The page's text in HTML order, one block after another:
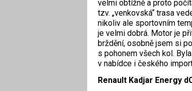
velmi obtížně a proto
tzv. „venkovská“ trasa
nikoliv ale sportovním
je velmi dobrá. Motor je
brždění, osobně jsem si
s pohonem všech kol.
v nabídce i českého
Renault Kadjar Energy